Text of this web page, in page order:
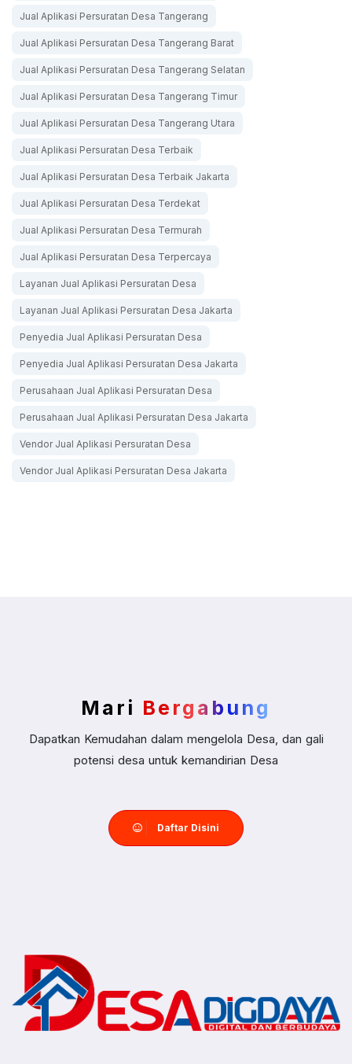
Jual Aplikasi Persuratan Desa Tangerang
Jual Aplikasi Persuratan Desa Tangerang Barat
Jual Aplikasi Persuratan Desa Tangerang Selatan
Jual Aplikasi Persuratan Desa Tangerang Timur
Jual Aplikasi Persuratan Desa Tangerang Utara
Jual Aplikasi Persuratan Desa Terbaik
Jual Aplikasi Persuratan Desa Terbaik Jakarta
Jual Aplikasi Persuratan Desa Terdekat
Jual Aplikasi Persuratan Desa Termurah
Jual Aplikasi Persuratan Desa Terpercaya
Layanan Jual Aplikasi Persuratan Desa
Layanan Jual Aplikasi Persuratan Desa Jakarta
Penyedia Jual Aplikasi Persuratan Desa
Penyedia Jual Aplikasi Persuratan Desa Jakarta
Perusahaan Jual Aplikasi Persuratan Desa
Perusahaan Jual Aplikasi Persuratan Desa Jakarta
Vendor Jual Aplikasi Persuratan Desa
Vendor Jual Aplikasi Persuratan Desa Jakarta
Mari Bergabung
Dapatkan Kemudahan dalam mengelola Desa, dan gali
potensi desa untuk kemandirian Desa
Daftar Disini